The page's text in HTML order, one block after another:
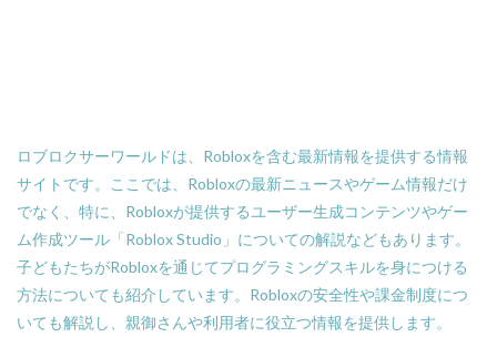
ロブロクサーワールドは、Robloxを含む最新情報を提供する情報
サイトです。ここでは、Robloxの最新ニュースやゲーム情報だけ
でなく、特に、Robloxが提供するユーザー生成コンテンツやゲー
ム作成ツール「Roblox Studio」についての解説などもあります。
子どもたちがRobloxを通じてプログラミングスキルを身につける
方法についても紹介しています。Robloxの安全性や課金制度につ
いても解説し、親御さんや利用者に役立つ情報を提供します。